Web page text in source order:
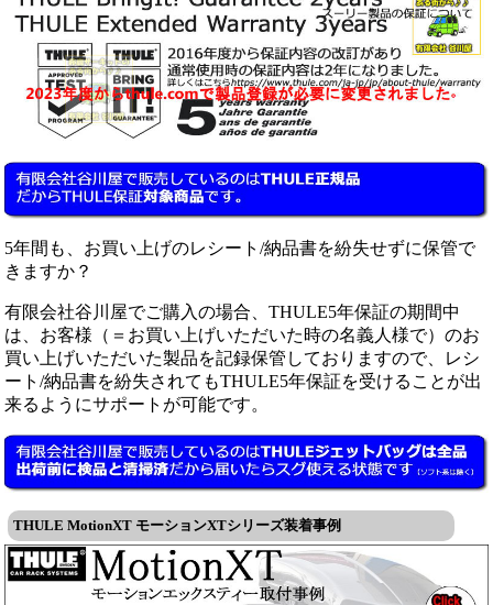
5年間も、お買い上げのレシート/納品書を紛失せずに保管で
きますか？
有限会社谷川屋でご購入の場合、THULE5年保証の期間中
は、お客様（＝お買い上げいただいた時の名義人様で）のお
買い上げいただいた製品を記録保管しておりますので、レシ
ート/納品書を紛失されてもTHULE5年保証を受けることが出
来るようにサポートが可能です。
THULE MotionXT モーションXTシリーズ装着事例